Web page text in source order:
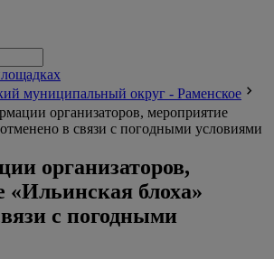
муниципальный округ - Раменское
организаторов, мероприятие
в связи с погодными условиями
организаторов,
«Ильинская блоха»
с погодными